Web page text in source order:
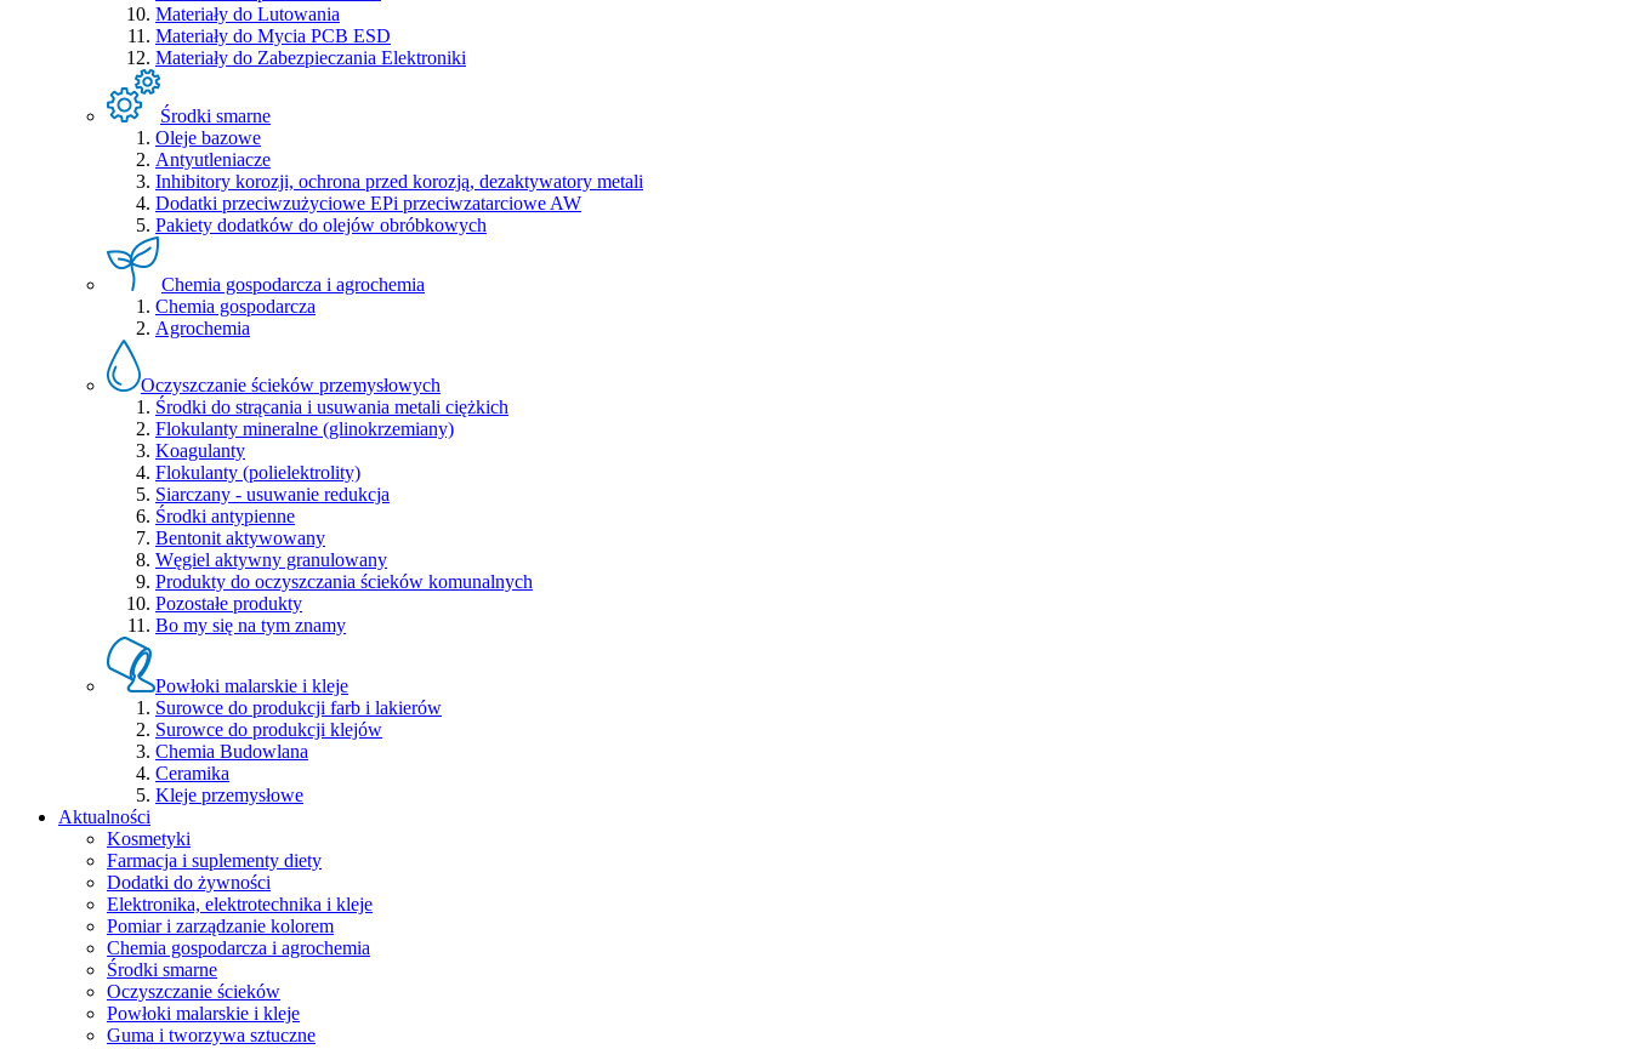
Materiały do Lutowania
Materiały do Mycia PCB ESD
Materiały do Zabezpieczania Elektroniki
Środki smarne
Oleje bazowe
Antyutleniacze
Inhibitory korozji, ochrona przed korozją, dezaktywatory metali
Dodatki przeciwzużyciowe EPi przeciwzatarciowe AW
Pakiety dodatków do olejów obróbkowych
Chemia gospodarcza i agrochemia
Chemia gospodarcza
Agrochemia
Oczyszczanie ścieków przemysłowych
Środki do strącania i usuwania metali ciężkich
Flokulanty mineralne (glinokrzemiany)
Koagulanty
Flokulanty (polielektrolity)
Siarczany - usuwanie redukcja
Środki antypienne
Bentonit aktywowany
Węgiel aktywny granulowany
Produkty do oczyszczania ścieków komunalnych
Pozostałe produkty
Bo my się na tym znamy
Powłoki malarskie i kleje
Surowce do produkcji farb i lakierów
Surowce do produkcji klejów
Chemia Budowlana
Ceramika
Kleje przemysłowe
Aktualności
Kosmetyki
Farmacja i suplementy diety
Dodatki do żywności
Elektronika, elektrotechnika i kleje
Pomiar i zarządzanie kolorem
Chemia gospodarcza i agrochemia
Środki smarne
Oczyszczanie ścieków
Powłoki malarskie i kleje
Guma i tworzywa sztuczne